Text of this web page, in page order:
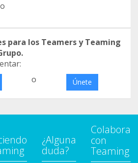
para los Teamers y Teaming
o Únete
¿Alguna
duda?
Colabora
con
Teaming